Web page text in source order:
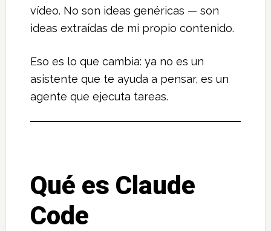
vídeo. No son ideas genéricas — son
ideas extraídas de mi propio contenido.
Eso es lo que cambia: ya no es un
asistente que te ayuda a pensar, es un
agente que ejecuta tareas.
Qué es Claude
Code